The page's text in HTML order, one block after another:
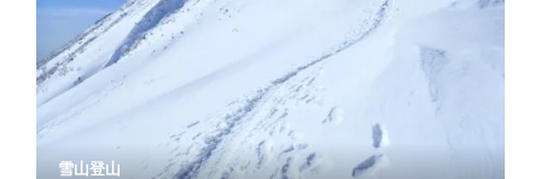
雪山登山